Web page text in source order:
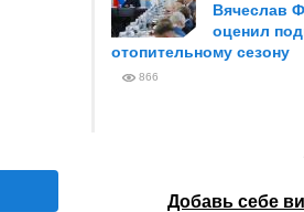
Вячеслав
оценил
отопительному сезону
866
Добавь себе